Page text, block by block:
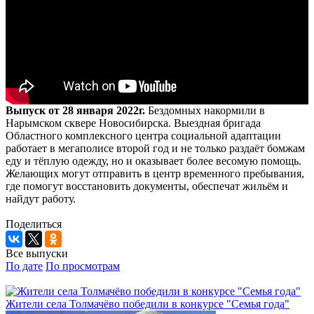
Выпуск от 28 января 2022г. Бездомных накормили в
Нарымском сквере Новосибирска. Выездная бригада
Областного комплексного центра социальной адаптации
работает в мегаполисе второй год и не только раздаёт бомжам
еду и тёплую одежду, но и оказывает более весомую помощь.
Желающих могут отправить в центр временного пребывания,
где помогут восстановить документы, обеспечат жильём и
найдут работу.
Поделиться
Все выпуски
По дате По просмотрам
Жители села Толмачёво победили в конкурсе "Семья года"